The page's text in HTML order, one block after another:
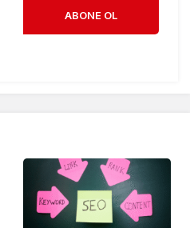
ABONE OL